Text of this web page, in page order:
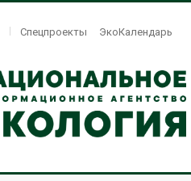
Спецпроекты ЭкоКалендарь